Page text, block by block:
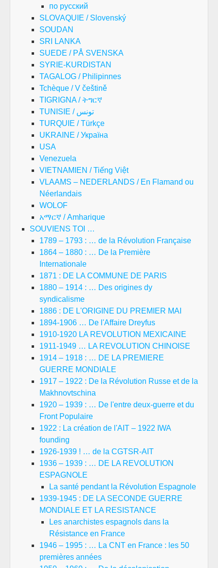
по русский
SLOVAQUIE / Slovenský
SOUDAN
SRI LANKA
SUEDE / PÅ SVENSKA
SYRIE-KURDISTAN
TAGALOG / Philipinnes
Tchèque / V češtině
TIGRIGNA / ትግርኛ
TUNISIE / تونس
TURQUIE / Türkçe
UKRAINE / Україна
USA
Venezuela
VIETNAMIEN / Tiếng Việt
VLAAMS – NEDERLANDS / En Flamand ou
Néerlandais
WOLOF
አማርኛ / Amharique
SOUVIENS TOI …
1789 – 1793 : … de la Révolution Française
1864 – 1880 : … De la Première
Internationale
1871 : DE LA COMMUNE DE PARIS
1880 – 1914 : … Des origines dy
syndicalisme
1886 : DE L'ORIGINE DU PREMIER MAI
1894-1906 … De l'Affaire Dreyfus
1910-1920 LA REVOLUTION MEXICAINE
1911-1949 … LA REVOLUTION CHINOISE
1914 – 1918 : … DE LA PREMIERE
GUERRE MONDIALE
1917 – 1922 : De la Révolution Russe et de la
Makhnovtschina
1920 – 1939 : … De l'entre deux-guerre et du
Front Populaire
1922 : La création de l'AIT – 1922 IWA
founding
1926-1939 ! … de la CGTSR-AIT
1936 – 1939 : … DE LA REVOLUTION
ESPAGNOLE
La santé pendant la Révolution Espagnole
1939-1945 : DE LA SECONDE GUERRE
MONDIALE ET LA RESISTANCE
Les anarchistes espagnols dans la
Résistance en France
1946 – 1995 : … La CNT en France : les 50
premières années